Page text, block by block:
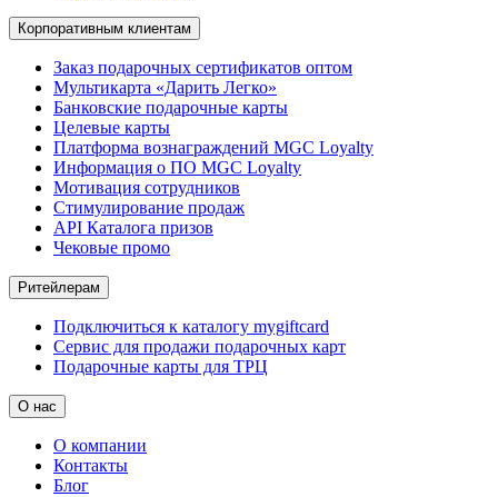
Корпоративным клиентам
Заказ подарочных сертификатов оптом
Мультикарта «Дарить Легко»
Банковские подарочные карты
Целевые карты
Платформа вознаграждений MGC Loyalty
Информация о ПО MGC Loyalty
Мотивация сотрудников
Стимулирование продаж
API Каталога призов
Чековые промо
Ритейлерам
Подключиться к каталогу mygiftcard
Сервис для продажи подарочных карт
Подарочные карты для ТРЦ
О нас
О компании
Контакты
Блог